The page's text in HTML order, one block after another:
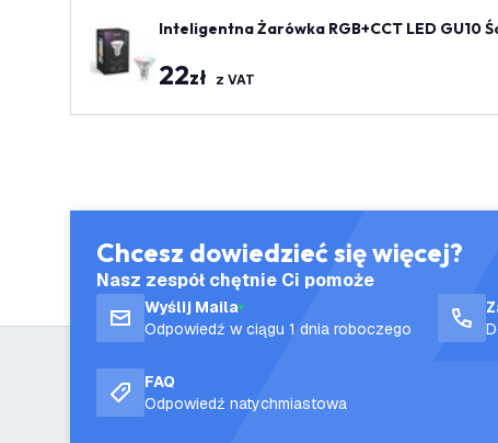
Inteligentna Żarówka RGB+CCT LED GU10
22zł z VAT
Chcesz dowiedzieć się więcej?
Nasz zespół chętnie Ci pomoże
Wyślij Maila
Odpowiedź w ciągu 1 dnia roboczego
FAQ
Odpowiedź natychmiastowa